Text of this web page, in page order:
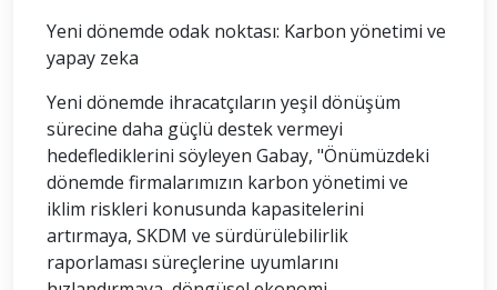
Yeni dönemde odak noktası: Karbon yönetimi ve
yapay zeka
Yeni dönemde ihracatçıların yeşil dönüşüm
sürecine daha güçlü destek vermeyi
hedeflediklerini söyleyen Gabay, "Önümüzdeki
dönemde firmalarımızın karbon yönetimi ve
iklim riskleri konusunda kapasitelerini
artırmaya, SKDM ve sürdürülebilirlik
raporlaması süreçlerine uyumlarını